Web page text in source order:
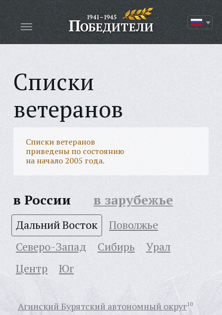
Списки
ветеранов
Списки ветеранов
приведены по состоянию
на начало 2005 года.
в России в зарубежье
Дальний Восток
Поволжье
Северо-Запад
Сибирь
Урал
Центр
Юг
Агинский Бурятский автономный округ10